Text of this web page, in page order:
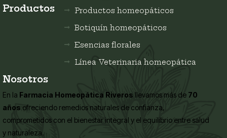
Productos
Productos homeopáticos
Botiquín homeopáticos
Esencias florales
Línea Veterinaria homeopática
Nosotros
En la Farmacia Homeopática Riveros llevamos más de 70
años ofreciendo remedios naturales de confianza,
comprometidos con el bienestar integral y el equilibrio entre salud
y naturaleza.